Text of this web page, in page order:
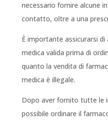
necessario fornire alcune
contatto, oltre a una
È importante assicurarsi di
medica valida prima di
quanto la vendita di
medica è illegale.
Dopo aver fornito tutte le
possibile ordinare il